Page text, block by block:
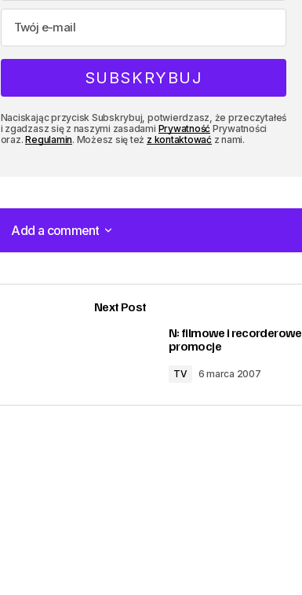
Naciskając przycisk Subskrybuj, potwierdzasz, że przeczytałeś
i zgadzasz się z naszymi zasadami Prywatność Prywatności
oraz.Regulamin. Możesz się też z kontaktowaćz nami.
Add a comment
Add a comment
Next Post
N: filmowe i recorderowe
promocje
TV 6 marca 2007